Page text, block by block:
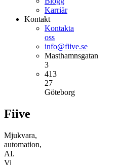
Karriär
Kontakt
Kontakta
oss
info@fiive.se
Masthamnsgatan
3
413
27
Göteborg
Fiive
Mjukvara,
automation,
AI.
Vi